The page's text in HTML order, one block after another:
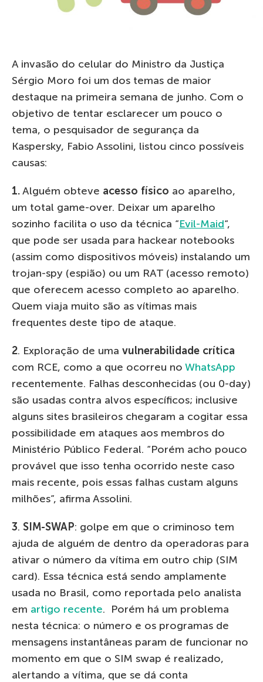
A invasão do celular do Ministro da Justiça
Sérgio Moro foi um dos temas de maior
destaque na primeira semana de junho. Com o
objetivo de tentar esclarecer um pouco o
tema, o pesquisador de segurança da
Kaspersky, Fabio Assolini, listou cinco possíveis
causas:
1.Alguém obteve acesso físico ao aparelho,
um total game-over. Deixar um aparelho
sozinho facilita o uso da técnica “Evil-Maid“,
que pode ser usada para hackear notebooks
(assim como dispositivos móveis) instalando um
trojan-spy (espião) ou um RAT (acesso remoto)
que oferecem acesso completo ao aparelho.
Quem viaja muito são as vítimas mais
frequentes deste tipo de ataque.
2. Exploração de uma vulnerabilidade crítica
com RCE, como a que ocorreu no WhatsApp
recentemente. Falhas desconhecidas (ou 0-day)
são usadas contra alvos específicos; inclusive
alguns sites brasileiros chegaram a cogitar essa
possibilidade em ataques aos membros do
Ministério Público Federal. “Porém acho pouco
provável que isso tenha ocorrido neste caso
mais recente, pois essas falhas custam alguns
milhões”, afirma Assolini.
3. SIM-SWAP: golpe em que o criminoso tem
ajuda de alguém de dentro da operadoras para
ativar o número da vítima em outro chip (SIM
card). Essa técnica está sendo amplamente
usada no Brasil, como reportada pelo analista
em artigo recente. Porém há um problema
nesta técnica: o número e os programas de
mensagens instantâneas param de funcionar no
momento em que o SIM swap é realizado,
alertando a vítima, que se dá conta